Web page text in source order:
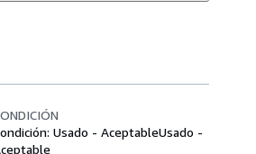
Usado - AceptableUsado -